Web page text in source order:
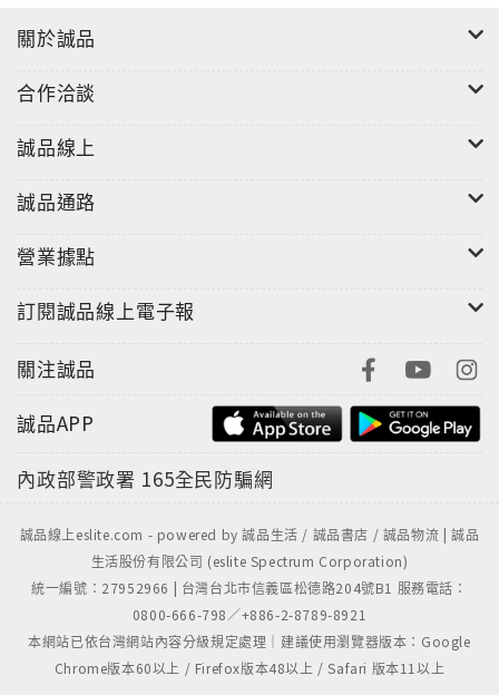
忠實地記錄了自己如何逐步修復人生觀、價值觀，朝著
一個比較能夠自保平安的境界努力。「找一張心靈的書
桌」、「避免減去法的人生觀」、「向心中的批評家頂
嘴回去」、「有時，要忘記自己是病人」、「用綠筆為
天起，學習做自己的父母」、「你有沒有十二條罪
從心理治療師的建議和自己的親身體會，提出許多幫助
是很好的提醒。
■作者簡介
許佑生
編，專職的文字創作者。目前就讀美國舊金山「人類情
Study of Human Sexuality）博士班。 「從小內向怕
生，軀殼裡鎖著一條龐大的不安靈魂」的他，曾經獨自
天涯旅行，曾經轟轟烈烈舉行一場公開的同志婚禮，也
曾讓他停止寫作。
關於誠品
合作洽談
誠品線上
誠品通路
營業據點
訂閱誠品線上電子報
關注誠品
誠品APP
內政部警政署 165全民防騙網
誠品線上eslite.com - powered by 誠品生活 / 誠品書店 / 誠品物流 | 誠品
生活股份有限公司 (eslite Spectrum Corporation)
統一編號：27952966 | 台灣台北市信義區松德路204號B1 服務電話：
0800-666-798／+886-2-8789-8921
本網站已依台灣網站內容分級規定處理｜建議使用瀏覽器版本：Google
Chrome版本60以上 / Firefox版本48以上 / Safari 版本11以上